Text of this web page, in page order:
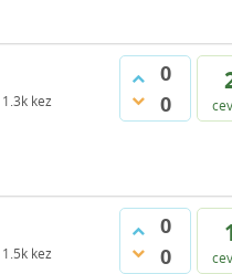
0
0
1.3k kez
0
0
1.5k kez